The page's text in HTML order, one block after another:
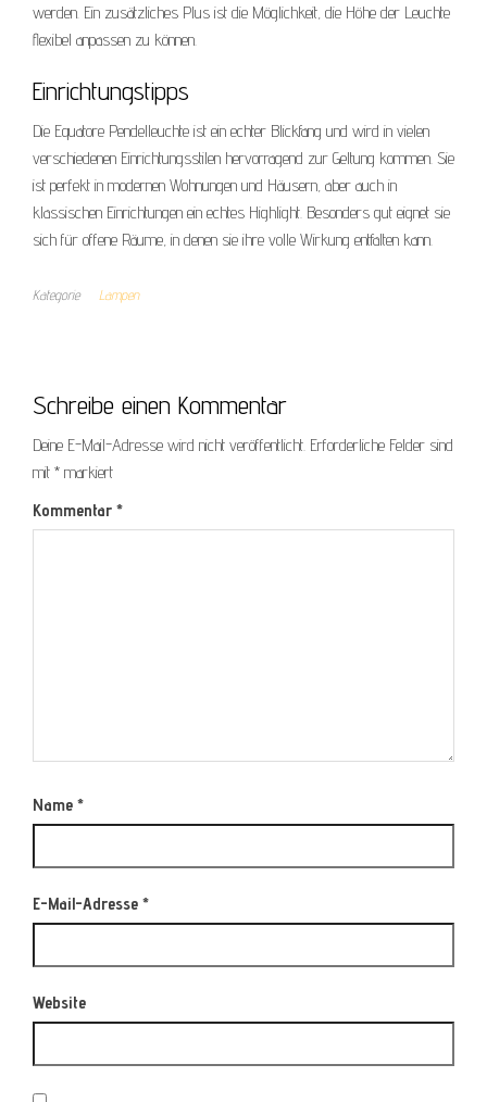
werden. Ein zusätzliches Plus ist die Möglichkeit, die Höhe der Leuchte
flexibel anpassen zu können.
Einrichtungstipps
Die Equatore Pendelleuchte ist ein echter Blickfang und wird in vielen
verschiedenen Einrichtungsstilen hervorragend zur Geltung kommen. Sie
ist perfekt in modernen Wohnungen und Häusern, aber auch in
klassischen Einrichtungen ein echtes Highlight. Besonders gut eignet sie
sich für offene Räume, in denen sie ihre volle Wirkung entfalten kann.
Kategorie Lampen
Schreibe einen Kommentar
Deine E-Mail-Adresse wird nicht veröffentlicht. Erforderliche Felder sind
mit * markiert
Kommentar *
Name *
E-Mail-Adresse *
Website